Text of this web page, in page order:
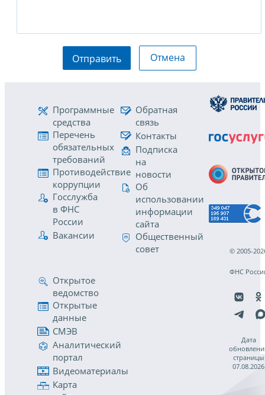
Отправить Отмена
Программные
средства
Перечень
обязательных
требований
Противодействие
коррупции
Госслужба
в ФНС
России
Вакансии
Обратная
связь
Контакты
Подписка
на
новости
Об
использовании
информации
сайта
Общественный
совет
Открытое
ведомство
Открытые
данные
СМЭВ
Аналитический
портал
Видеоматериалы
Карта
© 2005-
ФНС
Дата
страницы
07.08.2026